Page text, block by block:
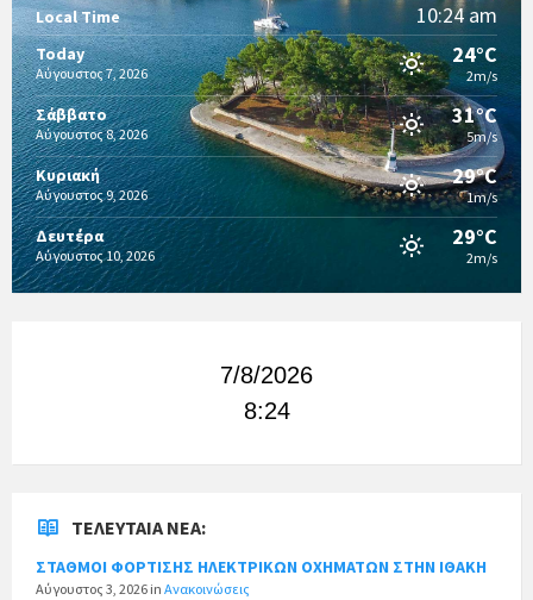
Local Time 10:24 am
Today
Αύγουστος 7, 2026
24°C
2m/s
Σάββατο
Αύγουστος 8, 2026
31°C
5m/s
Κυριακή
Αύγουστος 9, 2026
29°C
1m/s
Δευτέρα
Αύγουστος 10, 2026
29°C
2m/s
7/8/2026
8:24
ΤΕΛΕΥΤΑΊΑ ΝΈΑ:
ΣΤΑΘΜΟΙ ΦΟΡΤΙΣΗΣ ΗΛΕΚΤΡΙΚΩΝ ΟΧΗΜΑΤΩΝ ΣΤΗΝ ΙΘΑΚΗ
Αύγουστος 3, 2026 in Ανακοινώσεις